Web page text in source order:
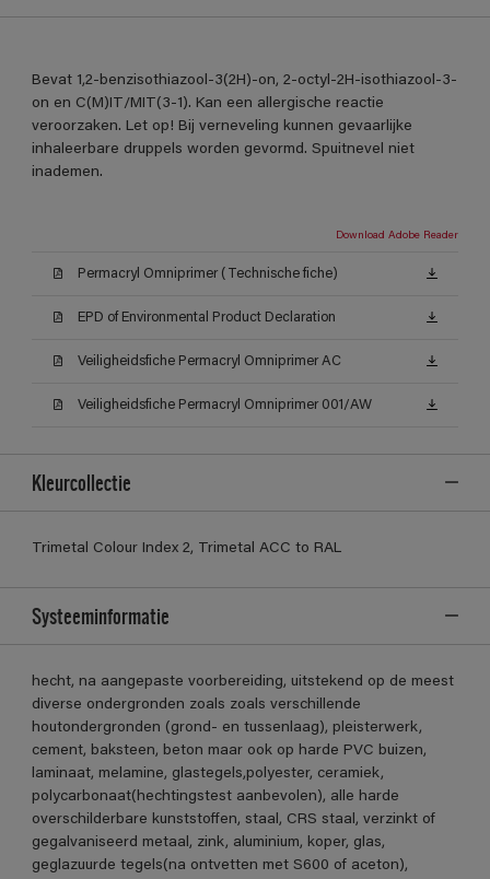
Bevat 1,2-benzisothiazool-3(2H)-on, 2-octyl-2H-isothiazool-3-
on en C(M)IT/MIT(3-1). Kan een allergische reactie
veroorzaken. Let op! Bij verneveling kunnen gevaarlijke
inhaleerbare druppels worden gevormd. Spuitnevel niet
inademen.
Download Adobe Reader
Permacryl Omniprimer (Technische fiche)
EPD of Environmental Product Declaration
Veiligheidsfiche Permacryl Omniprimer AC
Veiligheidsfiche Permacryl Omniprimer 001/AW
Kleurcollectie
Trimetal Colour Index 2, Trimetal ACC to RAL
Systeeminformatie
hecht, na aangepaste voorbereiding, uitstekend op de meest
diverse ondergronden zoals zoals verschillende
houtondergronden (grond- en tussenlaag), pleisterwerk,
cement, baksteen, beton maar ook op harde PVC buizen,
laminaat, melamine, glastegels,polyester, ceramiek,
polycarbonaat(hechtingstest aanbevolen), alle harde
overschilderbare kunststoffen, staal, CRS staal, verzinkt of
gegalvaniseerd metaal, zink, aluminium, koper, glas,
geglazuurde tegels(na ontvetten met S600 of aceton),